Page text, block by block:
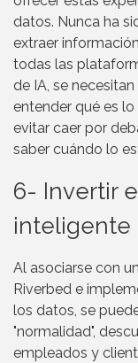
datos. Nunca ha
extraer
todas las
de IA, se
entender qué es
evitar caer por
saber cuándo lo
6- Invertir
inteligente
Al asociarse con
Riverbed e
los datos, se
"normalidad",
empleados y